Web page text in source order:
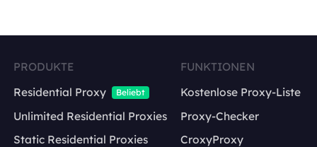
PRODUKTE
Residential Proxy
Beliebt
Unlimited Residential Proxies
Static Residential Proxies
FUNKTIONEN
Kostenlose Proxy-Liste
Proxy-Checker
CroxyProxy